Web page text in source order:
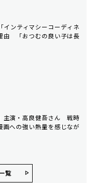
ンティマシーコーディネ
由 「おつむの良い子は長
主演・高良健吾さん 戦時
への強い熱量を感じなが
覧